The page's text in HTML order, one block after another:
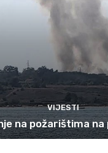
VIJESTI
na požarištima na